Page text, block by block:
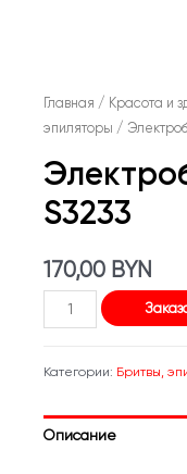
Главная / Красота и
эпиляторы /
S3233
170,00 BYN
Количество
товара
Категории: Бритвы,
Описание